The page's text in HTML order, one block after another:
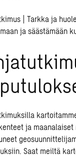
| Tarkka ja
ja säästämään
ja
Saat meiltä